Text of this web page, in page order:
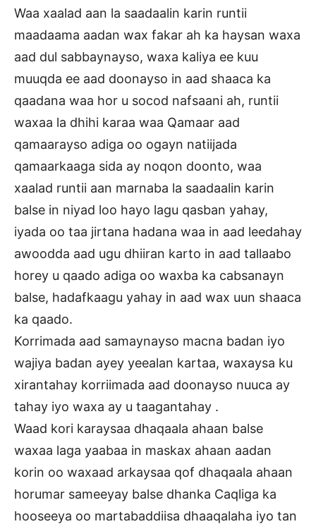
Waa xaalad aan la saadaalin karin runtii
maadaama aadan wax fakar ah ka haysan waxa
aad dul sabbaynayso, waxa kaliya ee kuu
muuqda ee aad doonayso in aad shaaca ka
qaadana waa hor u socod nafsaani ah, runtii
waxaa la dhihi karaa waa Qamaar aad
qamaarayso adiga oo ogayn natiijada
qamaarkaaga sida ay noqon doonto, waa
xaalad runtii aan marnaba la saadaalin karin
balse in niyad loo hayo lagu qasban yahay,
iyada oo taa jirtana hadana waa in aad leedahay
awoodda aad ugu dhiiran karto in aad tallaabo
horey u qaado adiga oo waxba ka cabsanayn
balse, hadafkaagu yahay in aad wax uun shaaca
ka qaado.
Korrimada aad samaynayso macna badan iyo
wajiya badan ayey yeealan kartaa, waxaysa ku
xirantahay korriimada aad doonayso nuuca ay
tahay iyo waxa ay u taagantahay .
Waad kori karaysaa dhaqaala ahaan balse
waxaa laga yaabaa in maskax ahaan aadan
korin oo waxaad arkaysaa qof dhaqaala ahaan
horumar sameeyay balse dhanka Caqliga ka
hooseeya oo martabaddiisa dhaaqalaha iyo tan